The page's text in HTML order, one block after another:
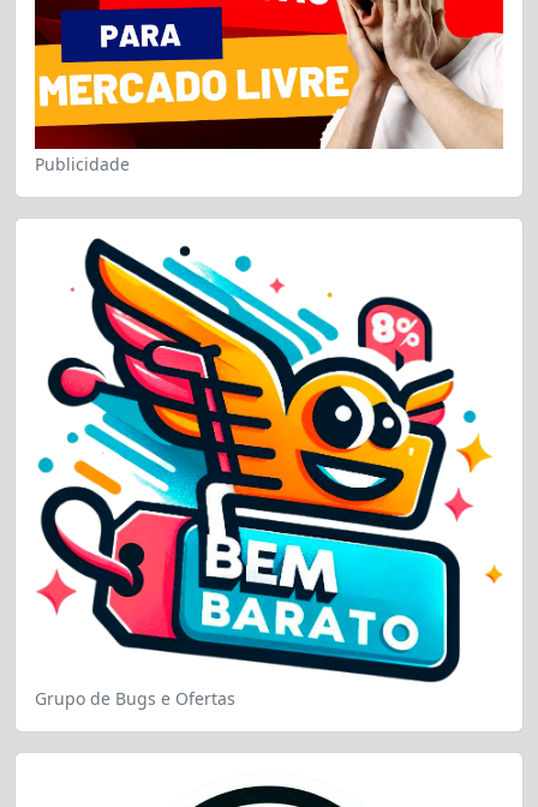
Publicidade
Grupo de Bugs e Ofertas